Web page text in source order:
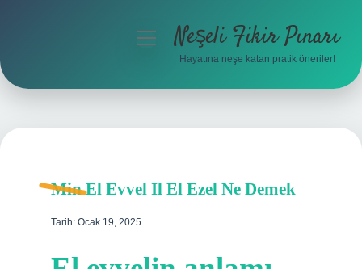
Hakkımızda
menüyüNeşeli Fikir Pınarı
Hayatına neşe katan pratik öneriler!
Min El Evvel Il El Ezel Ne Demek
Tarih: Ocak 19, 2025